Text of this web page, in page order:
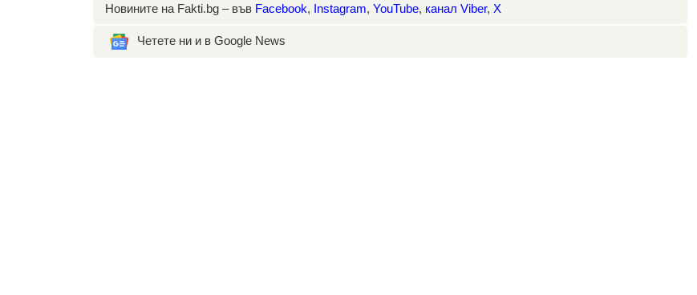
Новините на Fakti.bg – във Facebook, Instagram, YouTube, канал Viber, X
Четете ни и в Google News